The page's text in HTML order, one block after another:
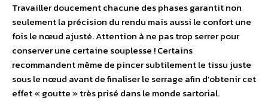
Travailler doucement chacune des phases garantit non
seulement la précision du rendu mais aussi le confort une
fois le nœud ajusté. Attention à ne pas trop serrer pour
conserver une certaine souplesse ! Certains
recommandent même de pincer subtilement le tissu juste
sous le nœud avant de finaliser le serrage afin d’obtenir cet
effet « goutte » très prisé dans le monde sartorial.